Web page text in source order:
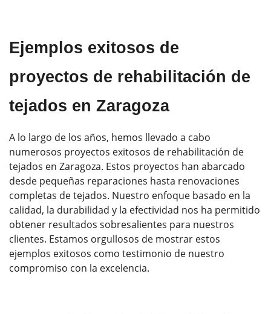
Ejemplos exitosos de
proyectos de rehabilitación de
tejados en Zaragoza
A lo largo de los años, hemos llevado a cabo
numerosos proyectos exitosos de rehabilitación de
tejados en Zaragoza. Estos proyectos han abarcado
desde pequeñas reparaciones hasta renovaciones
completas de tejados. Nuestro enfoque basado en la
calidad, la durabilidad y la efectividad nos ha permitido
obtener resultados sobresalientes para nuestros
clientes. Estamos orgullosos de mostrar estos
ejemplos exitosos como testimonio de nuestro
compromiso con la excelencia.